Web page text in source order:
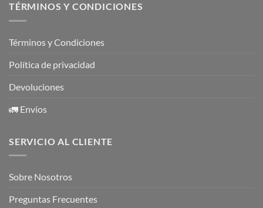
TÉRMINOS Y CONDICIONES
Términos y Condiciones
Política de privacidad
Devoluciones
🚛 Envíos
SERVICIO AL CLIENTE
Sobre Nosotros
Preguntas Frecuentes